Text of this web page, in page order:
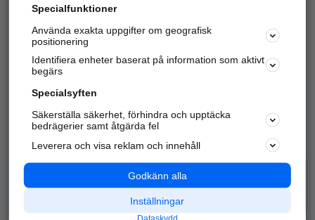
Kom igång och annonsera mot
samarbetspartners nära dig.
Alla kategorier
Populära sökningar
API & Kartor
Annonsera
Integritet
Nödnummer
Specialfunktioner
Använda exakta uppgifter om geografisk
positionering
Identifiera enheter baserat på information som aktivt
begärs
Specialsyften
Säkerställa säkerhet, förhindra och upptäcka
bedrägerier samt åtgärda fel
Leverera och visa reklam och innehåll
Godkänn alla
Inställningar
Dataskydd